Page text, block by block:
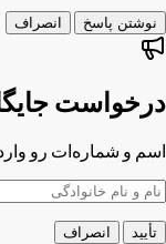
نوشتن پاسخ انصراف
درخواست
اسم و شماره‌ات رو
تأیید انصراف